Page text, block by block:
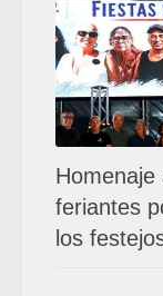
feriantes
los